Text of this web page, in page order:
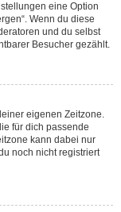
eine Option
Wenn du diese
und du selbst
Besucher gezählt.
eigenen Zeitzone.
für dich passende
kann dabei nur
noch nicht registriert